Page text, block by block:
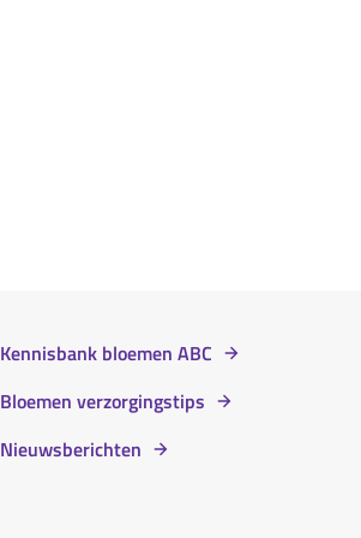
Kennisbank bloemen ABC
Bloemen verzorgingstips
Nieuwsberichten